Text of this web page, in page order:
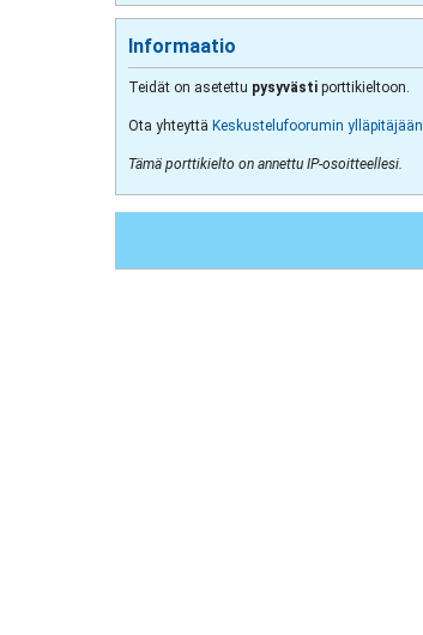
Informaatio
Teidät on asetettu pysyvästi porttikieltoon.
Ota yhteyttä Keskustelufoorumin ylläpitäjään
Tämä porttikielto on annettu IP-osoitteellesi.